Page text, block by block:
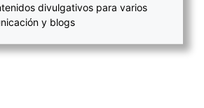
divulgativos para varios
y blogs